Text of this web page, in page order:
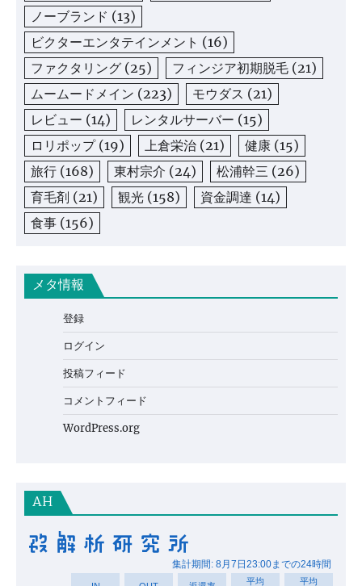
ノーブランド (13)
ビクターエンタテインメント (16)
ファクタリング (25) フィンジア初期脱毛 (21)
ムームードメイン (223) モウダス (21)
レビュー (14) レンタルサーバー (15)
ロリポップ(19) 上倉栄治 (21) 健康 (15)
旅行 (168) 東村宗介 (24) 松浦幹三 (26)
育毛剤 (21) 観光 (158) 資金調達 (14)
食事 (156)
メタ情報
登録
ログイン
投稿フィード
コメントフィード
WordPress.org
AH